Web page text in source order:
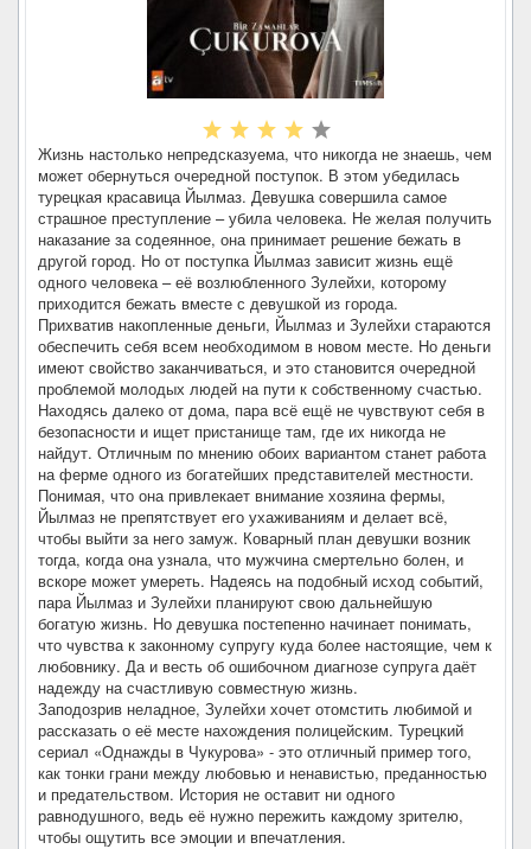
Жизнь настолько непредсказуема, что никогда не знаешь, чем
может обернуться очередной поступок. В этом убедилась
турецкая красавица Йылмаз. Девушка совершила самое
страшное преступление – убила человека. Не желая получить
наказание за содеянное, она принимает решение бежать в
другой город. Но от поступка Йылмаз зависит жизнь ещё
одного человека – её возлюбленного Зулейхи, которому
приходится бежать вместе с девушкой из города.
Прихватив накопленные деньги, Йылмаз и Зулейхи стараются
обеспечить себя всем необходимом в новом месте. Но деньги
имеют свойство заканчиваться, и это становится очередной
проблемой молодых людей на пути к собственному счастью.
Находясь далеко от дома, пара всё ещё не чувствуют себя в
безопасности и ищет пристанище там, где их никогда не
найдут. Отличным по мнению обоих вариантом станет работа
на ферме одного из богатейших представителей местности.
Понимая, что она привлекает внимание хозяина фермы,
Йылмаз не препятствует его ухаживаниям и делает всё,
чтобы выйти за него замуж. Коварный план девушки возник
тогда, когда она узнала, что мужчина смертельно болен, и
вскоре может умереть. Надеясь на подобный исход событий,
пара Йылмаз и Зулейхи планируют свою дальнейшую
богатую жизнь. Но девушка постепенно начинает понимать,
что чувства к законному супругу куда более настоящие, чем к
любовнику. Да и весть об ошибочном диагнозе супруга даёт
надежду на счастливую совместную жизнь.
Заподозрив неладное, Зулейхи хочет отомстить любимой и
рассказать о её месте нахождения полицейским. Турецкий
сериал «Однажды в Чукурова» - это отличный пример того,
как тонки грани между любовью и ненавистью, преданностью
и предательством. История не оставит ни одного
равнодушного, ведь её нужно пережить каждому зрителю,
чтобы ощутить все эмоции и впечатления.